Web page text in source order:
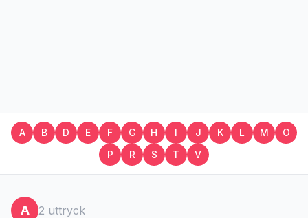
A B D E F G H I J K L M
O
P
R S T V
A 2 uttryck